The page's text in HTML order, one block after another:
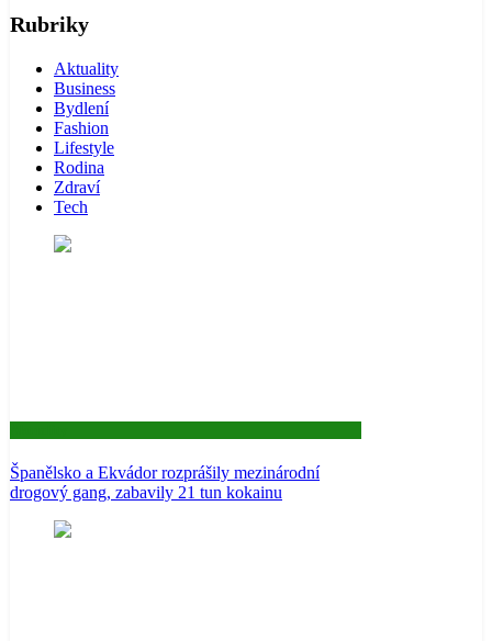
Rubriky
Aktuality
Business
Bydlení
Fashion
Lifestyle
Rodina
Zdraví
Tech
Španělsko a Ekvádor rozprášily mezinárodní
drogový gang, zabavily 21 tun kokainu